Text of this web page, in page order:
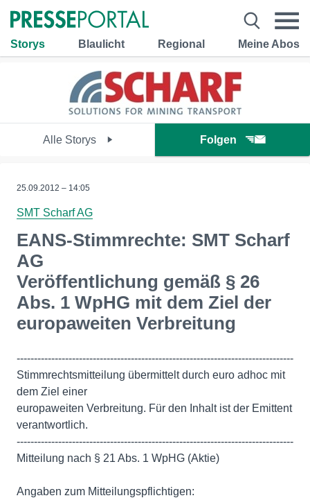
Storys Blaulicht Regional Meine Abos
Alle Storys Folgen
25.09.2012 – 14:05
SMT Scharf AG
EANS-Stimmrechte: SMT Scharf
AG
Veröffentlichung gemäß § 26
Abs. 1 WpHG mit dem Ziel der
europaweiten Verbreitung
--------------------------------------------------------------------------------
Stimmrechtsmitteilung übermittelt durch euro adhoc mit
dem Ziel einer
europaweiten Verbreitung. Für den Inhalt ist der Emittent
verantwortlich.
--------------------------------------------------------------------------------
Mitteilung nach § 21 Abs. 1 WpHG (Aktie)
Angaben zum Mitteilungspflichtigen: